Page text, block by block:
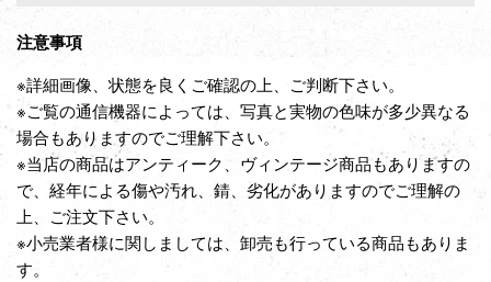
注意事項
※詳細画像、状態を良くご確認の上、ご判断下さい。
※ご覧の通信機器によっては、写真と実物の色味が多少異なる
場合もありますのでご理解下さい。
※当店の商品はアンティーク、ヴィンテージ商品もありますの
で、経年による傷や汚れ、錆、劣化がありますのでご理解の
上、ご注文下さい。
※小売業者様に関しましては、卸売も行っている商品もありま
す。